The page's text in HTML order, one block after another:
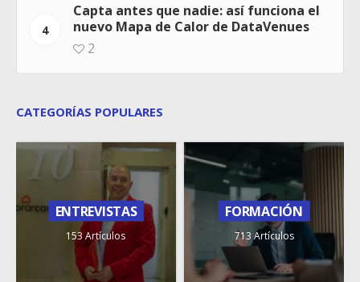
4
Capta antes que nadie: así funciona el
nuevo Mapa de Calor de DataVenues
2
CATEGORÍAS POPULARES
ENTREVISTAS
153 Artículos
FORMACIÓN
713 Artículos